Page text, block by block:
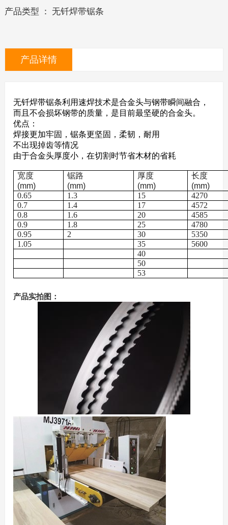
产品类型 ： 无钎焊带锯条
产品详情
无钎焊带锯条利用速焊技术是合金头与钢带瞬间融合，
而且不会损坏钢带的质量，是目前最坚硬的合金头。
优点：
焊接更加牢固，锯条更坚固，柔韧，耐用
不出现掉齿等情况
由于合金头厚度小，在切割时节省木材的省耗
宽度
(mm)
锯路
(mm)
厚度
(mm)
长度
(mm)
0.65
1.3 15
4270
0.7
1.4 17
4572
0.8
1.6 20
4585
0.9
1.8 25
4780
0.95
2 30
5350
1.05
35
5600
40
50
53
产品实拍图：